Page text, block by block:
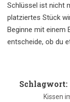
Schlüssel ist nicht
platziertes Stück
Beginne mit einem
entscheide, ob du
Schlagwort:
Kissen